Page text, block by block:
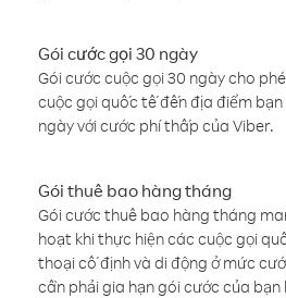
Gói cước gọi 30 ngày
Gói cước cuộc gọi 30 ngày cho
cuộc gọi quốc tế đến địa điểm
ngày với cước phí thấp của Viber.
Gói thuê bao hàng tháng
Gói cước thuê bao hàng tháng
hoạt khi thực hiện các cuộc gọi
thoại cố định và di động ở mức
cần phải gia hạn gói cước của